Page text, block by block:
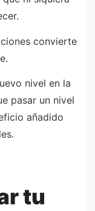
convierte
nivel en la
pasar un nivel
añadido
tu